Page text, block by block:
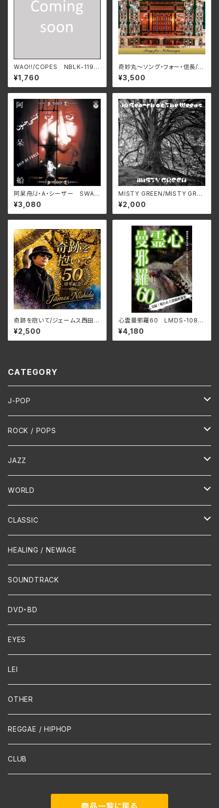
WAO!!/COPES NBLK-119
(仕様:CD)
¥1,760
奇妙丸～ソング・フォー・信長/V
arious Artists RPES-4869
(仕様:CD)
¥3,500
阿呆舟/J・A・シーザー SWAX
-89D(仕様:CD)
¥3,080
MISTY GREEN/MISTY GREE
N S4MG-0306(仕様:CD)
¥2,000
奇跡を抱いて/ジェームス西田
JMG-37(仕様:CD)
¥2,500
心霊曼邪羅60 LMDS-108
(仕様:DVD)
¥4,180
CATEGORY
J-POP
HR/HM
演歌 / 歌謡曲
PUNK/HARDCORE
Hip-Hop/Dancehall Reggae
ROCK / POPS
Oldies
HR/HM
JAZZ
Vocal
Piano
Crossover / Fusion
Dixie / New Orleans
FUNK
WORLD
HAWAIIAN
Chanson
CLASSIC
Piano
Flute
Violin
Cello
Guitar / Ukulele
Mandolin
声楽
吹奏楽
HEALING / NEWAGE
SOUNDTRACK
DVD・BD
EYES
LEI
OTHER
REGGAE / HIPHOP
CLUB
商品一覧に戻る